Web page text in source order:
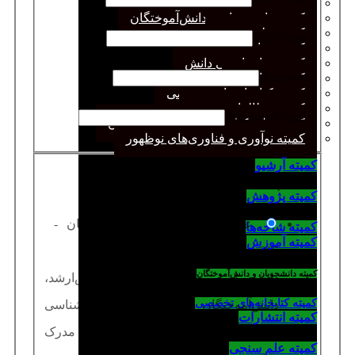
کمیته دانشجویان و دانش‌آموختگان
کمیته علم سنجی
کمیته روابط عمومی
کمیته سازماندهی دانش
کمیته شاخه‌ها
کمیته کتابخانه‌های تخصصی
کمیته مطالعات صنفی
کمیته ملی کتابداری کودکان و نوجوانان
کمیته نوآوری و فناوری‌های نوظهور
کمیته آرشیو
کمیته پژوهش
کمیته شاخه‌ها
کمیته آموزش
کمیته دانشجویان و دانش‌آموختگان
کمیته کتابخانه‌های تخصصی
کمیته انتشارات
کمیته علم سنجی
Password
Password Again
عضویت وابسته
-
365 Days
دانشجویان مقطع کارشناس‌ارشد،
دانش‌آموختگان مقطع کارشناسی
دانش‌آموختگان مقطع کاردانی دارندگان مدرک